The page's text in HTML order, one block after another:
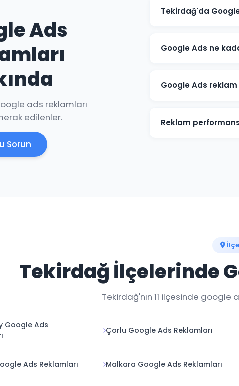
Ads
ads reklamları
edilenler.
Sorun
Tekirdağ'da
işletmeniz için
Google Ads ne
kampanya başladığı
Google Ads
zaman sizindir.
Reklam
Tekirdağ İlçelerinde
Tekirdağ'nın 11 ilçesinde google
Google Ads
Çorlu Google Ads Reklamları
Ads Reklamları Malkara Google Ads Reklamları